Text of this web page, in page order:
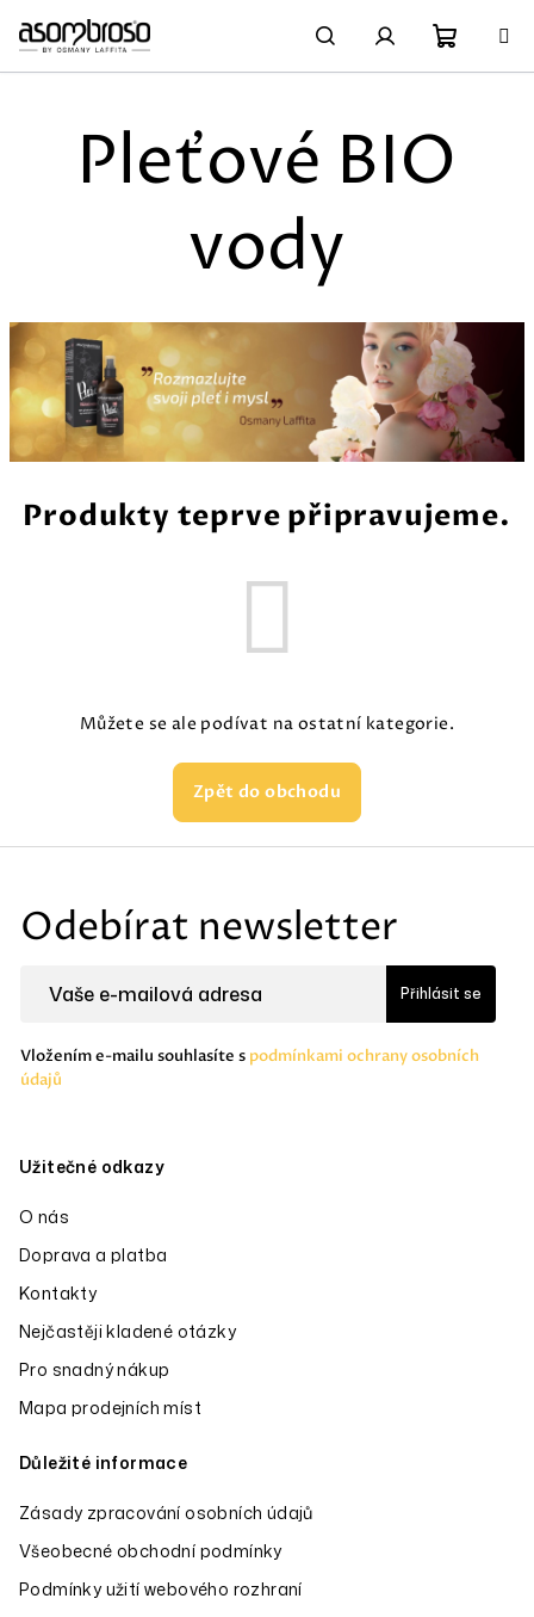
na
obsah
HledatPřihlášení
košík
Pleťové BIO
vody
Produkty teprve připravujeme.
Můžete se ale podívat na ostatní kategorie.
Zpět do obchodu
Odebírat newsletter
Přihlásit se
Vložením e-mailu souhlasíte s podmínkami ochrany osobních
údajů
Užitečné odkazy
O nás
Doprava a platba
Kontakty
Nejčastěji kladené otázky
Pro snadný nákup
Mapa prodejních míst
Důležité informace
Zásady zpracování osobních údajů
Všeobecné obchodní podmínky
Podmínky užití webového rozhraní